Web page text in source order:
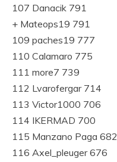
107 Danacik 791
+ Mateops19 791
109 paches19 777
110 Calamaro 775
111 more7 739
112 Lvarofergar 714
113 Victor1000 706
114 IKERMAD 700
115 Manzano Paga 682
116 Axel_pleuger 676